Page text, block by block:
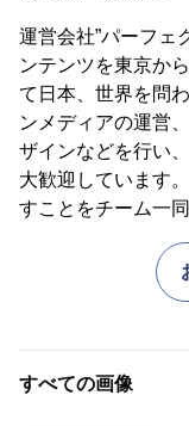
運営会社”パーフェ
ンテンツを東京か
て日本、世界を問
ンメディアの運営
ザインなどを行い
大歓迎しています
すことをチーム一
すべての画像